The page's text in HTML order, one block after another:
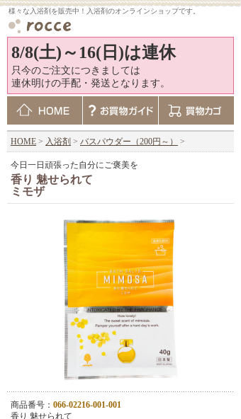
様々な入浴剤を販売中！入浴剤のオンラインショップです。
8/8(土)～16(日)は連休
只今のご注文につきましては
連休明けの手配・発送となります。
HOME > 入浴剤 > バスパウダー（200円～） >
今日一日頑張った自分にご褒美を
香り 魅せられて
ミモザ
商品番号： 066-02216-001-001
香り 魅せられて